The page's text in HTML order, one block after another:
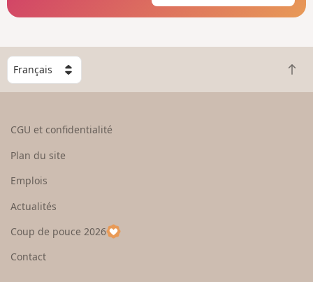
C
h
o
e
u
p
a
R
e
CGU et confidentialité
Plan du site
Emplois
Actualités
Coup de pouce 2026
Contact